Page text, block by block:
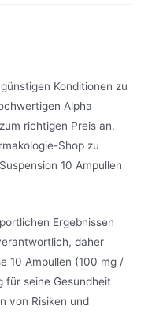
Konditionen zu
Alpha
richtigen Preis an.
Shop zu
10 Ampullen
Ergebnissen
daher
10 Ampullen (100 mg /
für seine Gesundheit
von Risiken und